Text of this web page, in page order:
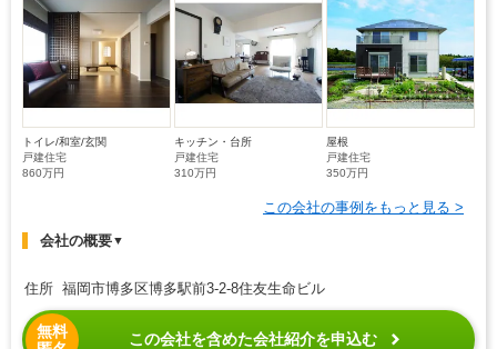
トイレ/和室/玄関
戸建住宅
860万円
キッチン・台所
戸建住宅
310万円
屋根
戸建住宅
350万円
この会社の事例をもっと見る >
会社の概要▼
住所 福岡市博多区博多駅前3-2-8住友生命ビル
無料
この会社を含めた会社紹介を申込む